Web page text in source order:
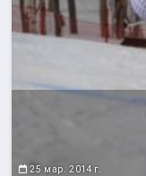
25 мар. 2014 г.